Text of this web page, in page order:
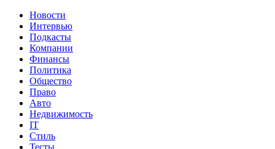
Новости
Интервью
Подкасты
Компании
Финансы
Политика
Общество
Право
Авто
Недвижимость
IT
Стиль
Тесты